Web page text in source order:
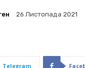
26 Листопада 2021
Telegram